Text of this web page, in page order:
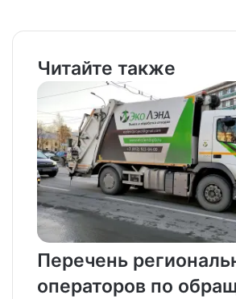
Читайте также
Перечень
операторов по